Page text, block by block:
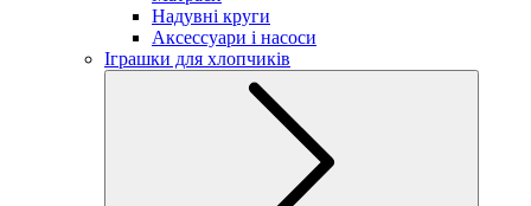
Надувні круги
Аксессуари і насоси
Іграшки для хлопчиків